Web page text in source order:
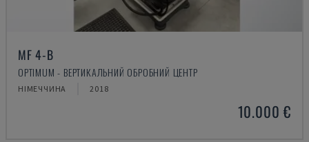
MF 4-B
OPTIMUM - ВЕРТИКАЛЬНИЙ ОБРОБНИЙ ЦЕНТР
НІМЕЧЧИНА 2018
10.000 €